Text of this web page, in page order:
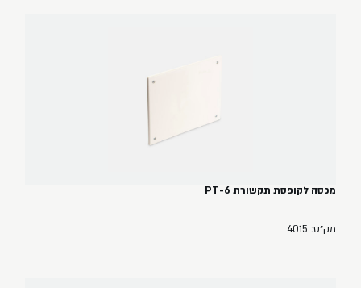
מכסה לקופסת תקשורת PT-6
מק״ט: 4015